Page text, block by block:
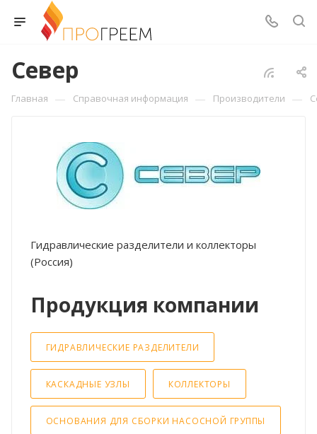
Север
Главная — Справочная информация — Производители —
Гидравлические разделители и коллекторы
(Россия)
Продукция компании
ГИДРАВЛИЧЕСКИЕ РАЗДЕЛИТЕЛИ
КАСКАДНЫЕ УЗЛЫ КОЛЛЕКТОРЫ
ОСНОВАНИЯ ДЛЯ СБОРКИ НАСОСНОЙ ГРУППЫ